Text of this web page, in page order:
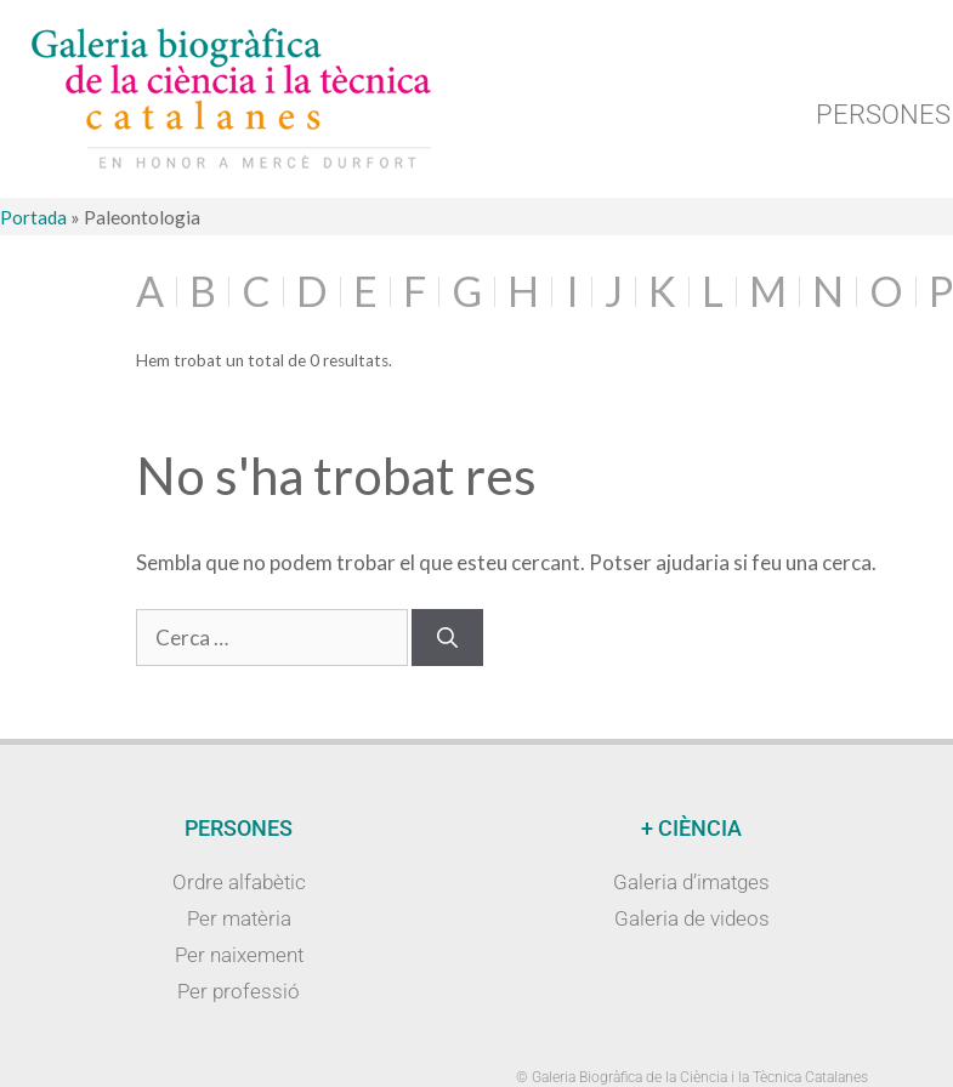
PERSONES
Portada » Paleontologia
A B C D E F G H I J K L M N O P
Hem trobat un total de 0 resultats.
No s'ha trobat res
Sembla que no podem trobar el que esteu cercant. Potser ajudaria si feu una cerca.
PERSONES
Ordre alfabètic
Per matèria
Per naixement
Per professió
+ CIÈNCIA
Galeria d’imatges
Galeria de videos
© Galeria Biogràfica de la Ciència i la Tècnica Catalanes